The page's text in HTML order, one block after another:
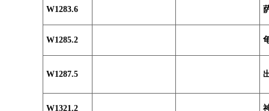
W1283.6
W1285.2
W1287.5
W1321.2